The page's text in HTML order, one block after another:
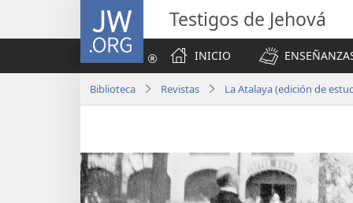
JW.ORG Testigos de Jehová
INICIO
Biblioteca Revistas La Atalaya (edición de